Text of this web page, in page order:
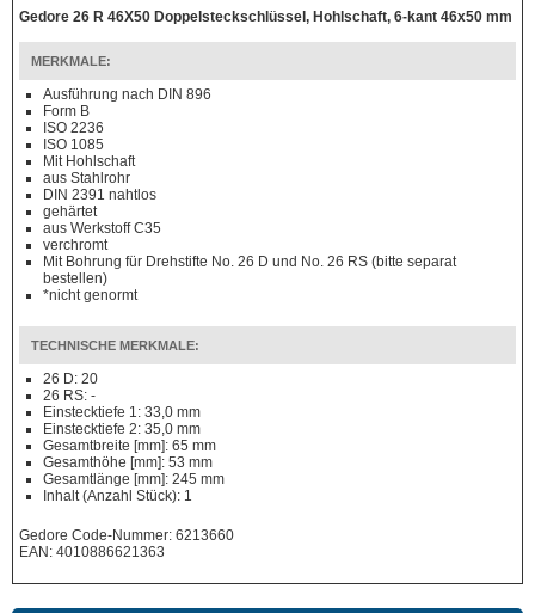
Gedore 26 R 46X50 Doppelsteckschlüssel, Hohlschaft, 6-kant 46x50 mm
MERKMALE:
Ausführung nach DIN 896
Form B
ISO 2236
ISO 1085
Mit Hohlschaft
aus Stahlrohr
DIN 2391 nahtlos
gehärtet
aus Werkstoff C35
verchromt
Mit Bohrung für Drehstifte No. 26 D und No. 26 RS (bitte separat
bestellen)
*nicht genormt
TECHNISCHE MERKMALE:
26 D: 20
26 RS: -
Einstecktiefe 1: 33,0 mm
Einstecktiefe 2: 35,0 mm
Gesamtbreite [mm]: 65 mm
Gesamthöhe [mm]: 53 mm
Gesamtlänge [mm]: 245 mm
Inhalt (Anzahl Stück): 1
Gedore Code-Nummer: 6213660
EAN: 4010886621363